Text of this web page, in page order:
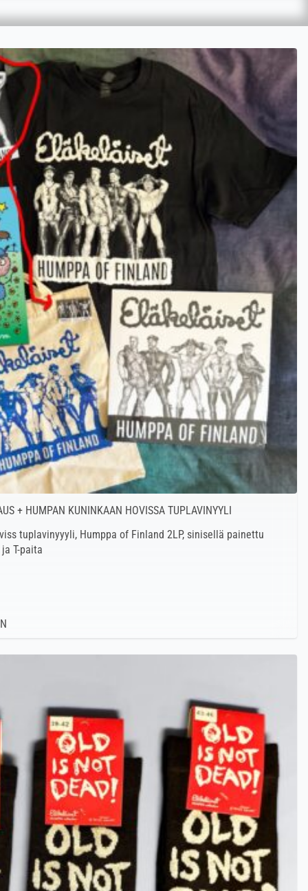
+ HUMPAN KUNINKAAN HOVISSA TUPLAVINYYLI
tuplavinyyyli, Humppa of Finland 2LP, sinisellä painettu
T-paita